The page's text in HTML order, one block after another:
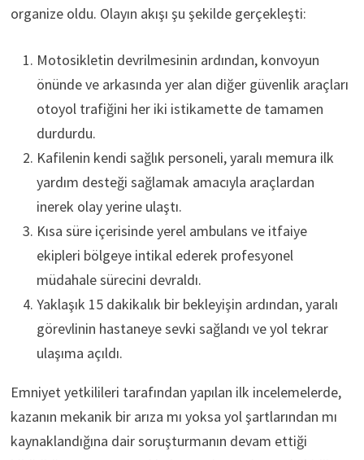
organize oldu. Olayın akışı şu şekilde gerçekleşti:
Motosikletin devrilmesinin ardından, konvoyun
önünde ve arkasında yer alan diğer güvenlik araçları
otoyol trafiğini her iki istikamette de tamamen
durdurdu.
Kafilenin kendi sağlık personeli, yaralı memura ilk
yardım desteği sağlamak amacıyla araçlardan
inerek olay yerine ulaştı.
Kısa süre içerisinde yerel ambulans ve itfaiye
ekipleri bölgeye intikal ederek profesyonel
müdahale sürecini devraldı.
Yaklaşık 15 dakikalık bir bekleyişin ardından, yaralı
görevlinin hastaneye sevki sağlandı ve yol tekrar
ulaşıma açıldı.
Emniyet yetkilileri tarafından yapılan ilk incelemelerde,
kazanın mekanik bir arıza mı yoksa yol şartlarından mı
kaynaklandığına dair soruşturmanın devam ettiği